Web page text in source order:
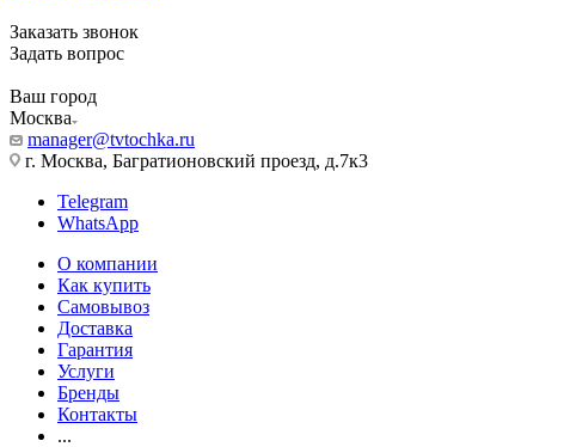
Заказать звонок
Задать вопрос
Ваш город
Москва
manager@tvtochka.ru
г. Москва, Багратионовский проезд, д.7к3
Telegram
WhatsApp
О компании
Как купить
Самовывоз
Доставка
Гарантия
Услуги
Бренды
Контакты
...